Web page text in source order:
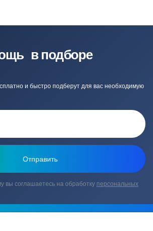
в подборе
и быстро подберут для вас необходимую
вы соглашаетесь на обработку персональных